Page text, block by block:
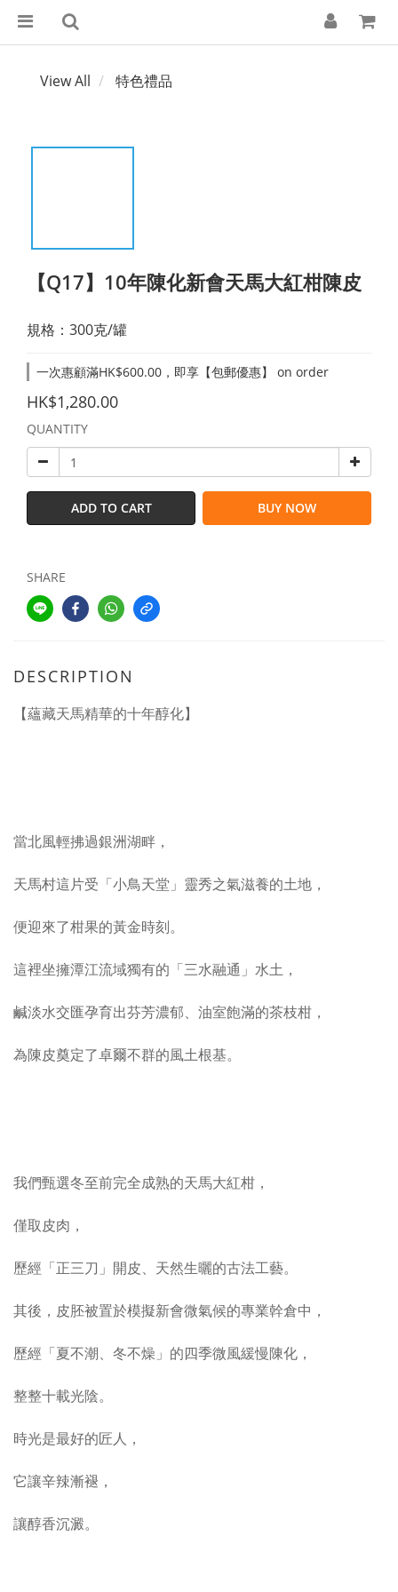
View All 特色禮品
【Q17】10年陳化新會天馬大紅柑陳皮
規格：300克/罐
一次惠顧滿HK$600.00，即享【包郵優惠】 on order
HK$1,280.00
QUANTITY
ADD TO CART BUY NOW
SHARE
DESCRIPTION
【蘊藏天馬精華的十年醇化】
當北風輕拂過銀洲湖畔，
天馬村這片受「小鳥天堂」靈秀之氣滋養的土地，
便迎來了柑果的黃金時刻。
這裡坐擁潭江流域獨有的「三水融通」水土，
鹹淡水交匯孕育出芬芳濃郁、油室飽滿的茶枝柑，
為陳皮奠定了卓爾不群的風土根基。
我們甄選冬至前完全成熟的天馬大紅柑，
僅取皮肉，
歷經「正三刀」開皮、天然生曬的古法工藝。
其後，皮胚被置於模擬新會微氣候的專業幹倉中，
歷經「夏不潮、冬不燥」的四季微風緩慢陳化，
整整十載光陰。
時光是最好的匠人，
它讓辛辣漸褪，
讓醇香沉澱。